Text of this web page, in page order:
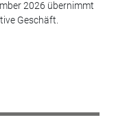
2026 übernimmt
Geschäft.